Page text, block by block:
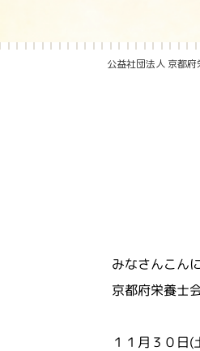
公益社団法人 京都府
みなさんこん
京都府栄養士
１１月３０日